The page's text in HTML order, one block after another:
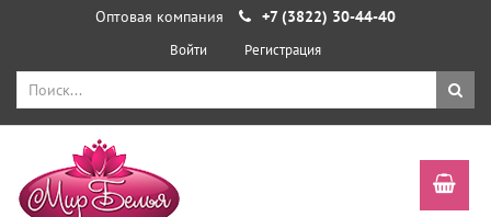
Оптовая компания +7 (3822) 30-44-40
Войти Регистрация